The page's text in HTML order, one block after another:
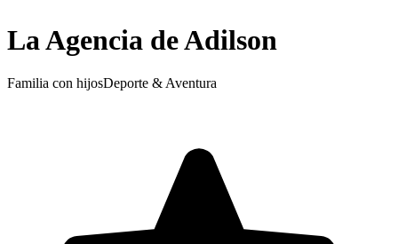
La Agencia de Adilson
Familia con hijosDeporte & Aventura